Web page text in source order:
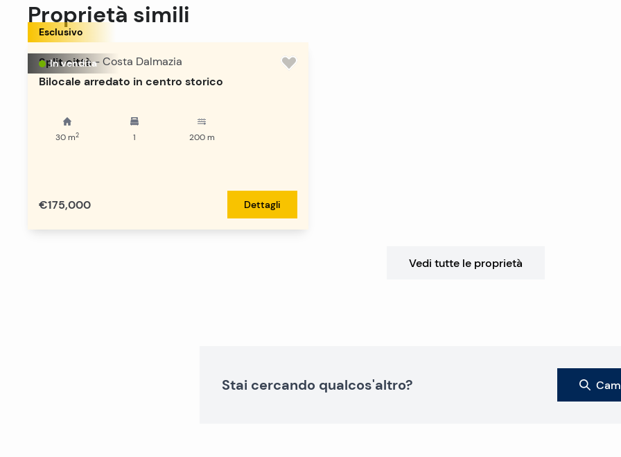
Proprietà simili
In vendita
Esclusivo
Split città - Costa Dalmazia
Bilocale arredato in centro storico
30m2 1 200m
€175,000 Dettagli
Vedi tutte le proprietà
Stai cercando qualcos'altro?